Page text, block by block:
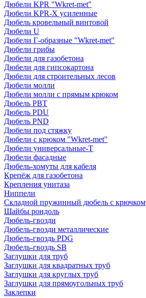
Дюбели KPR "Wkret-met"
Дюбели KPR-Х усиленные
Дюбель кровельный винтовой
Дюбели U
Дюбели Г-образные "Wkret-met"
Дюбели грибы
Дюбели для газобетона
Дюбели для гипсокартона
Дюбели для строительных лесов
Дюбели молли
Дюбели молли с прямым крюком
Дюбель PBT
Дюбель PDU
Дюбель PND
Дюбели под стяжку
Дюбели с крюком "Wkret-met"
Дюбели универсальные-Т
Дюбели фасадные
Дюбель-хомуты для кабеля
Крепёж для газобетона
Крепления унитаза
Ниппели
Складной пружинный дюбель с крючком
Шайбы рондоль
Дюбель-гвозди
Дюбель-гвозди металлические
Дюбель-гвоздь PDG
Дюбель-гвоздь SB
Заглушки для труб
Заглушки для квадратных труб
Заглушки для круглых труб
Заглушки для прямоугольных труб
Заклепки